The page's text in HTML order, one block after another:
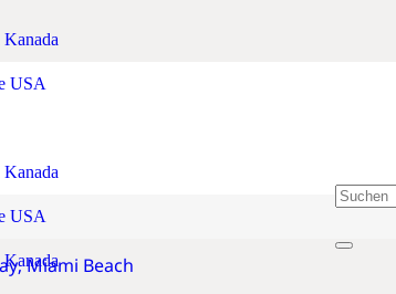
USA
USA
und Chicago
Miami Beach